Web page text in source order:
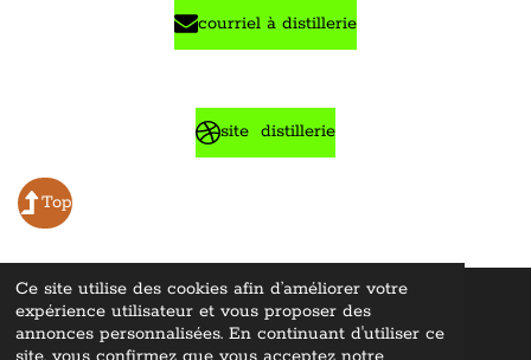
Ce site utilise des cookies afin d’améliorer votre
expérience utilisateur et vous proposer des
annonces personnalisées. En continuant d'utiliser ce
courriel à distillerie
site distillerie
Top
© 2022 - 2026 Whisky Lovers Encyclopediae ©"Tous droitsréservés"
Propulsé parWebador